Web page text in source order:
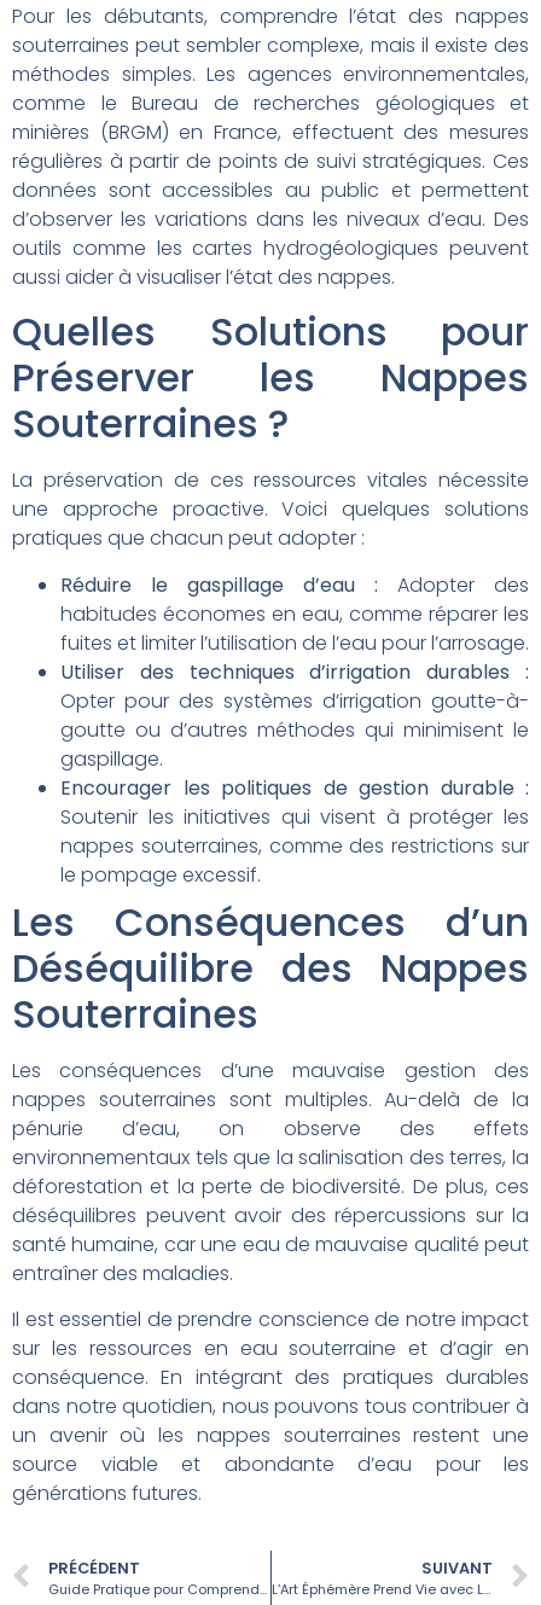
Pour les débutants, comprendre l’état des nappes
souterraines peut sembler complexe, mais il existe des
méthodes simples. Les agences environnementales,
comme le Bureau de recherches géologiques et
minières (BRGM) en France, effectuent des mesures
régulières à partir de points de suivi stratégiques. Ces
données sont accessibles au public et permettent
d’observer les variations dans les niveaux d’eau. Des
outils comme les cartes hydrogéologiques peuvent
aussi aider à visualiser l’état des nappes.
Quelles Solutions pour
Préserver les Nappes
Souterraines ?
La préservation de ces ressources vitales nécessite
une approche proactive. Voici quelques solutions
pratiques que chacun peut adopter :
Réduire le gaspillage d’eau : Adopter des
habitudes économes en eau, comme réparer les
fuites et limiter l’utilisation de l’eau pour l’arrosage.
Utiliser des techniques d’irrigation durables :
Opter pour des systèmes d’irrigation goutte-à-
goutte ou d’autres méthodes qui minimisent le
gaspillage.
Encourager les politiques de gestion durable :
Soutenir les initiatives qui visent à protéger les
nappes souterraines, comme des restrictions sur
le pompage excessif.
Les Conséquences d’un
Déséquilibre des Nappes
Souterraines
Les conséquences d’une mauvaise gestion des
nappes souterraines sont multiples. Au-delà de la
pénurie d’eau, on observe des effets
environnementaux tels que la salinisation des terres, la
déforestation et la perte de biodiversité. De plus, ces
déséquilibres peuvent avoir des répercussions sur la
santé humaine, car une eau de mauvaise qualité peut
entraîner des maladies.
Il est essentiel de prendre conscience de notre impact
sur les ressources en eau souterraine et d’agir en
conséquence. En intégrant des pratiques durables
dans notre quotidien, nous pouvons tous contribuer à
un avenir où les nappes souterraines restent une
source viable et abondante d’eau pour les
générations futures.
PRÉCÉDENT
Guide Pratique pour Comprendre l’Assemblage Automobile à Rennes
SUIVANT
L’Art Éphémère Prend Vie avec La Caverne du Pont-Neuf à Paris